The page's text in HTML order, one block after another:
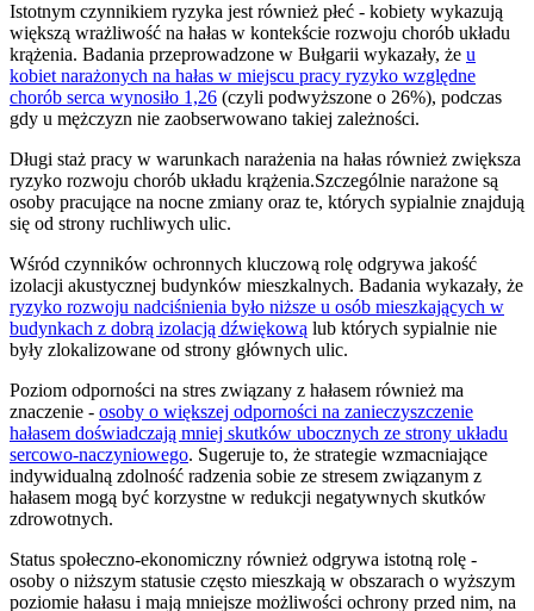
Istotnym czynnikiem ryzyka jest również płeć - kobiety wykazują
większą wrażliwość na hałas w kontekście rozwoju chorób układu
krążenia. Badania przeprowadzone w Bułgarii wykazały, że u
kobiet narażonych na hałas w miejscu pracy ryzyko względne
chorób serca wynosiło 1,26 (czyli podwyższone o 26%), podczas
gdy u mężczyzn nie zaobserwowano takiej zależności.
Długi staż pracy w warunkach narażenia na hałas również zwiększa
ryzyko rozwoju chorób układu krążenia.Szczególnie narażone są
osoby pracujące na nocne zmiany oraz te, których sypialnie znajdują
się od strony ruchliwych ulic.
Wśród czynników ochronnych kluczową rolę odgrywa jakość
izolacji akustycznej budynków mieszkalnych. Badania wykazały, że
ryzyko rozwoju nadciśnienia było niższe u osób mieszkających w
budynkach z dobrą izolacją dźwiękową lub których sypialnie nie
były zlokalizowane od strony głównych ulic.
Poziom odporności na stres związany z hałasem również ma
znaczenie - osoby o większej odporności na zanieczyszczenie
hałasem doświadczają mniej skutków ubocznych ze strony układu
sercowo-naczyniowego. Sugeruje to, że strategie wzmacniające
indywidualną zdolność radzenia sobie ze stresem związanym z
hałasem mogą być korzystne w redukcji negatywnych skutków
zdrowotnych.
Status społeczno-ekonomiczny również odgrywa istotną rolę -
osoby o niższym statusie często mieszkają w obszarach o wyższym
poziomie hałasu i mają mniejsze możliwości ochrony przed nim, na